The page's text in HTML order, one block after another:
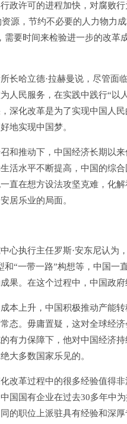
政许可的进程加快，对腐败
资源，节约不必要的人力物
需要时间来检验进一步的改
哈立德·拉赫曼说，尽管面
人民服务，在实践中践行“
深化改革是为了实现中国人
地实现中国梦。
推动下，中国经济长期以来
活水平不断提高，中国的综
直在想方设法攻坚克难，化
居乐业的局面。
执行主任罗斯·安东尼认为
和“一带一路”构想等，中国
果。在这个过程中，中国政
上升，中国积极推动产能转
态。毋庸置疑，这对全球经
有力保障下，他对中国经济
大多数国家乐见的。
革过程中的很多经验值得非
国国有企业在过去30多年中
的职位上派驻具有经验和深